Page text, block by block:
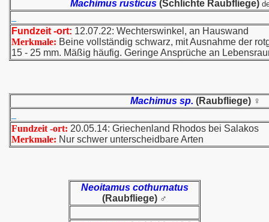
Machimus rusticus (Schlichte Raubfliege)
Fundzeit -ort: 12.07.22: Wechterswinkel, an Hauswand
Merkmale: Beine vollständig schwarz, mit Ausnahme der
15 - 25 mm. Mäßig häufig. Geringe Ansprüche an
Machimus sp. (Raubfliege) ♀
Fundzeit -ort: 20.05.14: Griechenland Rhodos bei Salakos
Merkmale: Nur schwer unterscheidbare Arten
Neoitamus cothurnatus
(Raubfliege) ♂